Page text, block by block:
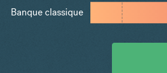
Banque classique